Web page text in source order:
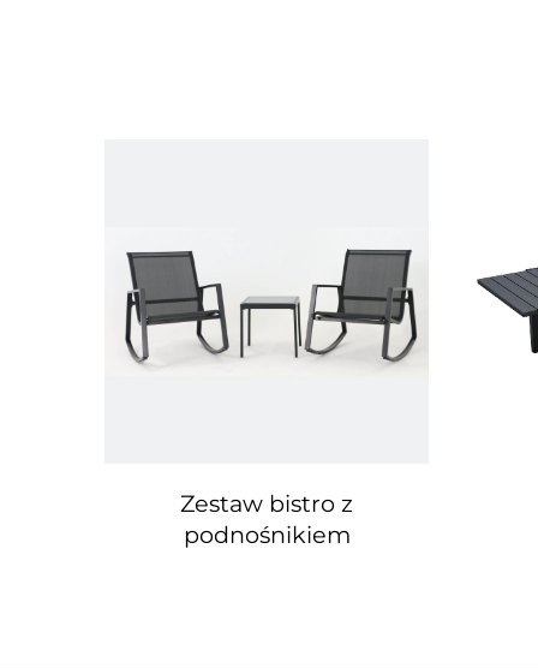
Zestaw bistro z
podnośnikiem